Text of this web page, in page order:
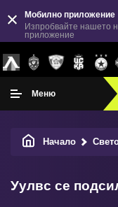
Мобилно приложение
Изпробвайте нашето
приложение
Меню
Начало
Уулвс се